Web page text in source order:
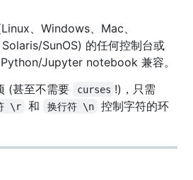
、Windows、Mac、
SunOS) 的任何控制台或
Jupyter notebook 兼容。
(甚至不需要 curses !)，只需
\r 和 换行符 \n
控制字符的环